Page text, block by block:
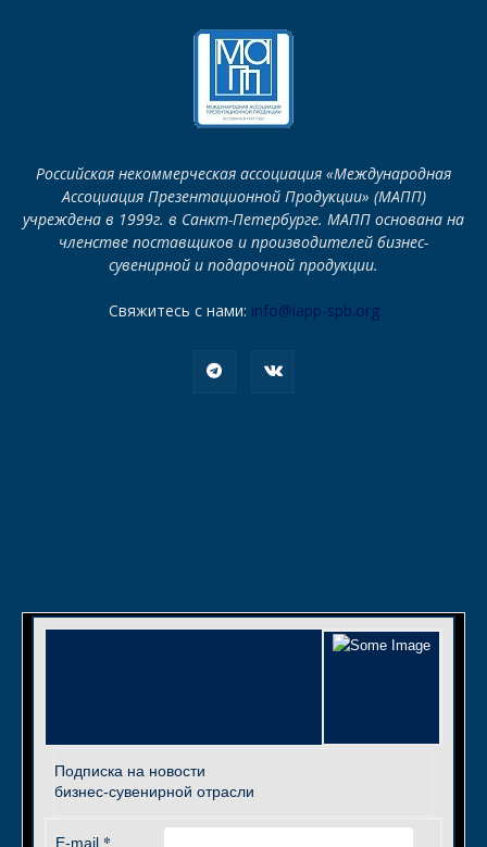
Российская некоммерческая ассоциация «Международная
Ассоциация Презентационной Продукции» (МАПП)
учреждена в 1999г. в Санкт-Петербурге. МАПП основана на
членстве поставщиков и производителей бизнес-
сувенирной и подарочной продукции.
Свяжитесь с нами: info@iapp-spb.org
Подписка на новости
бизнес-сувенирной отрасли
E-mail